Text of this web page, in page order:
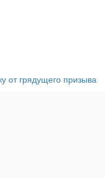
от грядущего призыва